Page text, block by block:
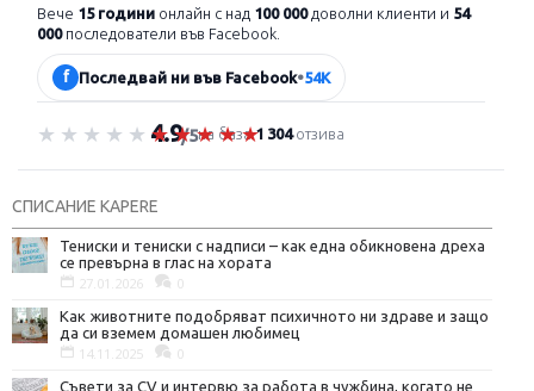
Вече 15 години онлайн с над 100 000доволни клиенти и 54
000последователи във Facebook.
f Последвай ни във Facebook•54K
Оценка 4.9 от 5
4.9/5на база1 304отзива
СПИСАНИЕ KAPERE
Тениски и тениски с надписи – как една обикновена дреха
се превърна в глас на хората
27.01.2026 0
Как животните подобряват психичното ни здраве и защо
да си вземем домашен любимец
14.11.2025 0
Съвети за CV и интервю за работа в чужбина, когато не